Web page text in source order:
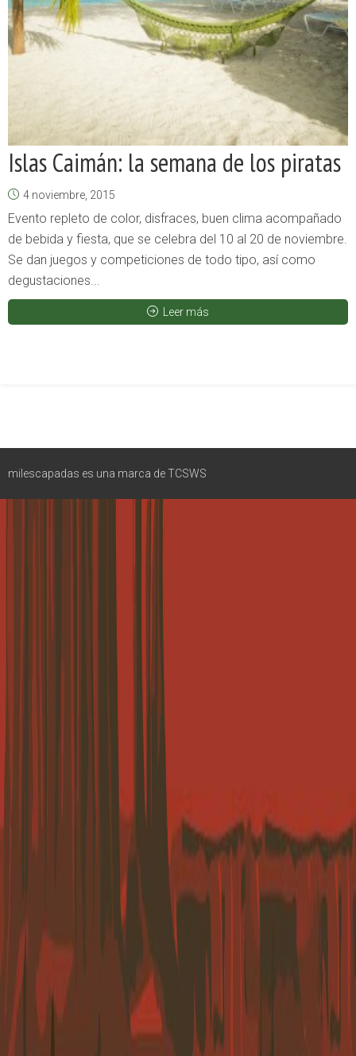
Islas Caimán: la semana de los piratas
4 noviembre, 2015
Evento repleto de color, disfraces, buen clima acompañado
de bebida y fiesta, que se celebra del 10 al 20 de noviembre.
Se dan juegos y competiciones de todo tipo, así como
degustaciones...
Leer más
milescapadas es una marca de TCSWS